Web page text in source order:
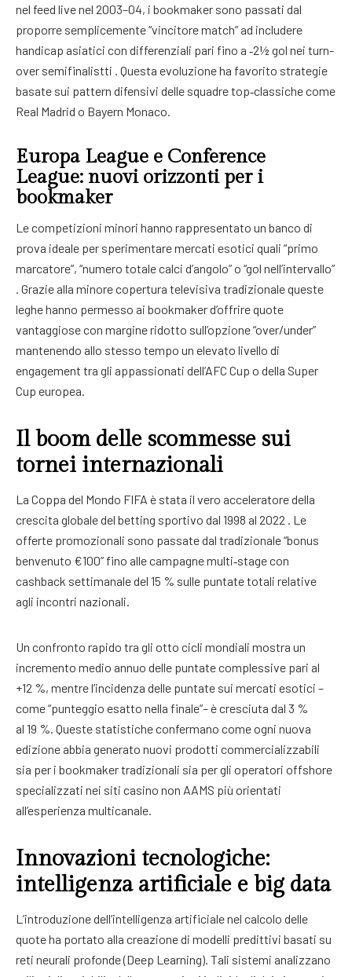
nel feed live nel 2003–04, i bookmaker sono passati dal
proporre semplicemente “vincitore match” ad includere
handicap asiatici con differenziali pari fino a ‑2½ gol nei turn-
over semifinalist​ti . Questa evoluzione ha favorito strategie
basate sui pattern difensivi delle squadre top‑classiche come
Real Madrid o Bayern Monaco.
Europa League e Conference
League: nuovi orizzonti per i
bookmaker
Le competizioni minori hanno rappresentato un banco di
prova ideale per sperimentare mercati esotici quali “primo
marcatore”, “numero totale calci d’angolo” o “gol nell’intervallo”
. Grazie alla minore copertura televisiva tradizionale queste
leghe hanno permesso ai bookmaker d’offrire quote
vantaggiose con margine ridotto sull’opzione “over/under”
mantenendo allo stesso tempo un elevato livello di
engagement tra gli appassionati dell’AFC Cup o della Super
Cup europea.
Il boom delle scommesse sui
tornei internazionali
La Coppa del Mondo FIFA è stata il vero acceleratore della
crescita globale del betting sportivo dal 1998 al 2022 . Le
offerte promozionali sono passate dal tradizionale “bonus
benvenuto €100” fino alle campagne multi‑stage con
cashback settimanale del 15 % sulle puntate totali relative
agli incontri nazionali.
Un confronto rapido tra gli otto cicli mondiali mostra un
incremento medio annuo delle puntate complessive pari al
+12 %, mentre l’incidenza delle puntate sui mercati esotici –
come “punteggio esatto nella finale”– è cresciuta dal 3 %
al 19 %. Queste statistiche confermano come ogni nuova
edizione abbia generato nuovi prodotti commercializzabili
sia per i bookmaker tradizionali sia per gli operatori offshore
specializzati nei siti casino non AAMS più orientati
all’esperienza multicanale.
Innovazioni tecnologiche:
intelligenza artificiale e big data
L’introduzione dell’intelligenza artificiale nel calcolo delle
quote ha portato alla creazione di modelli predittivi basati su
reti neurali profonde (Deep Learning). Tali sistemi analizzano